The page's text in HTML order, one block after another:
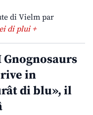
di Vielm par
di plui +
Gnognosaurs
in
di blu», il